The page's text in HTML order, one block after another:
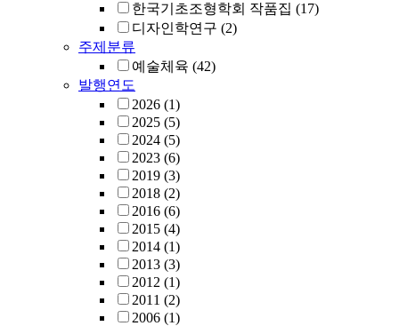
한국기초조형학회 작품집 (17)
디자인학연구 (2)
주제분류
예술체육 (42)
발행연도
2026 (1)
2025 (5)
2024 (5)
2023 (6)
2019 (3)
2018 (2)
2016 (6)
2015 (4)
2014 (1)
2013 (3)
2012 (1)
2011 (2)
2006 (1)